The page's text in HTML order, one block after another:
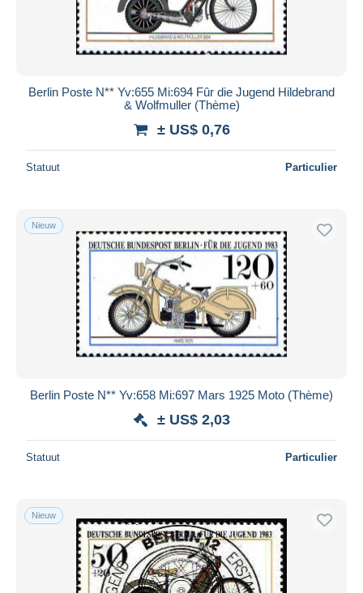
Berlin Poste N** Yv:655 Mi:694 Fûr die Jugend Hildebrand
& Wolfmuller (Thème)
± US$ 0,76
Statuut Particulier
Nieuw
Berlin Poste N** Yv:658 Mi:697 Mars 1925 Moto (Thème)
± US$ 2,03
Statuut Particulier
Nieuw